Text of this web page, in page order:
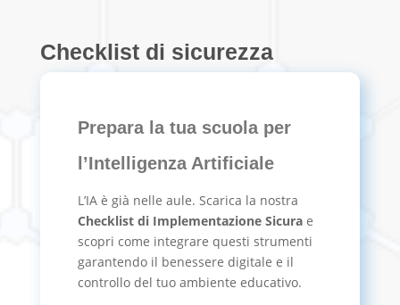
Checklist di sicurezza
Prepara la tua scuola per
l’Intelligenza Artificiale
L’IA è già nelle aule. Scarica la nostra
Checklist di Implementazione Sicurae
scopri come integrare questi strumenti
garantendo il benessere digitale e il
controllo del tuo ambiente educativo.